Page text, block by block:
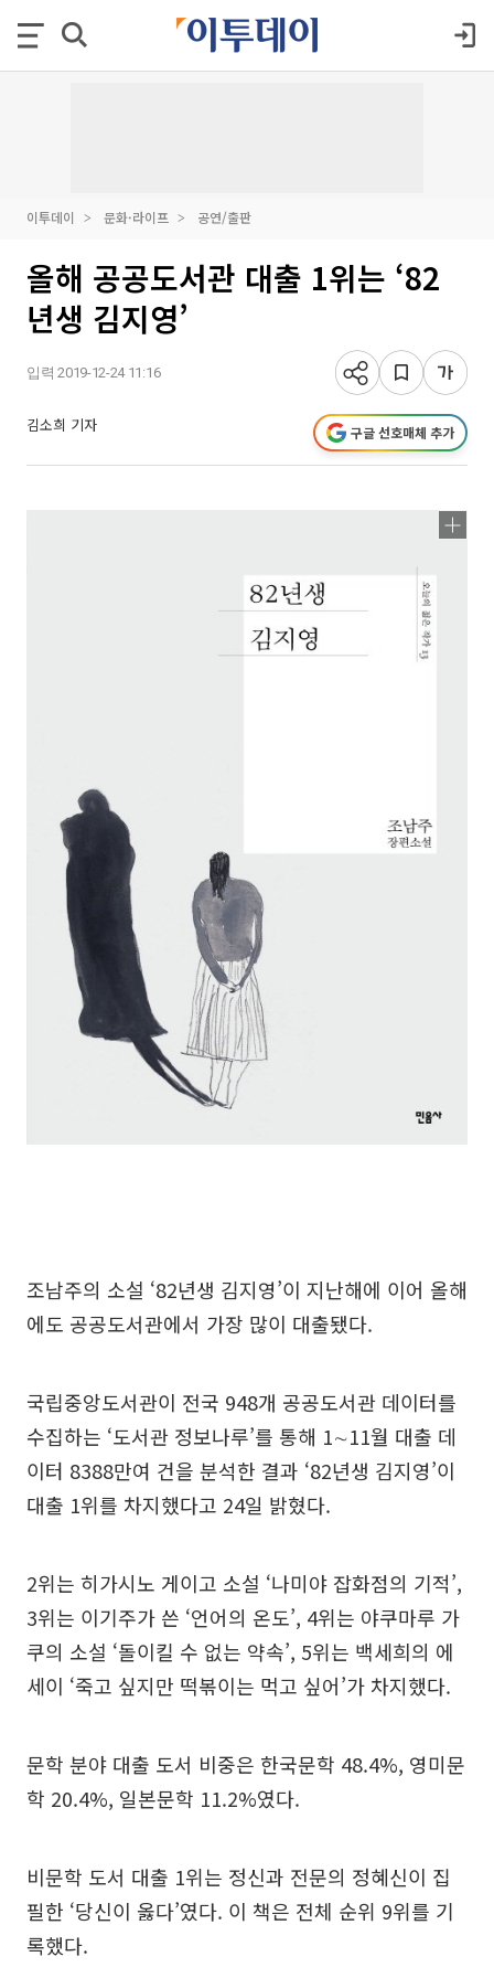
이투데이 문화·라이프 공연/출판
올해 공공도서관 대출 1위는 ‘82
년생 김지영’
입력 2019-12-24 11:16
김소희 기자 구글 선호매체 추가
조남주의 소설 ‘82년생 김지영’이 지난해에 이어 올해
에도 공공도서관에서 가장 많이 대출됐다.
국립중앙도서관이 전국 948개 공공도서관 데이터를
수집하는 ‘도서관 정보나루’를 통해 1∼11월 대출 데
이터 8388만여 건을 분석한 결과 ‘82년생 김지영’이
대출 1위를 차지했다고 24일 밝혔다.
2위는 히가시노 게이고 소설 ‘나미야 잡화점의 기적’,
3위는 이기주가 쓴 ‘언어의 온도’, 4위는 야쿠마루 가
쿠의 소설 ‘돌이킬 수 없는 약속’, 5위는 백세희의 에
세이 ‘죽고 싶지만 떡볶이는 먹고 싶어’가 차지했다.
문학 분야 대출 도서 비중은 한국문학 48.4%, 영미문
학 20.4%, 일본문학 11.2%였다.
비문학 도서 대출 1위는 정신과 전문의 정혜신이 집
필한 ‘당신이 옳다’였다. 이 책은 전체 순위 9위를 기
록했다.